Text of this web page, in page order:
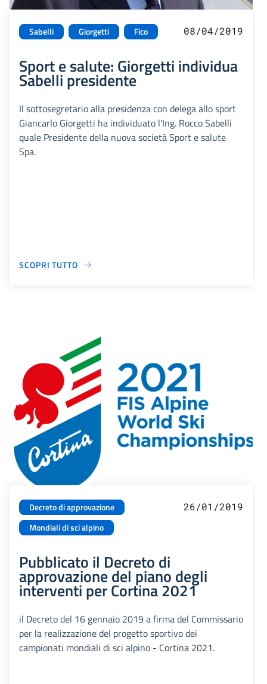
Sabelli Giorgetti Fico 08/04/2019
Sport e salute: Giorgetti individua
Sabelli presidente
Il sottosegretario alla presidenza con delega allo sport
Giancarlo Giorgetti ha individuato l'Ing. Rocco Sabelli
quale Presidente della nuova società Sport e salute
Spa.
SCOPRI TUTTO
Decreto di approvazione
Mondiali di sci alpino
26/01/2019
Pubblicato il Decreto di
approvazione del piano degli
interventi per Cortina 2021
il Decreto del 16 gennaio 2019 a firma del Commissario
per la realizzazione del progetto sportivo dei
campionati mondiali di sci alpino - Cortina 2021.